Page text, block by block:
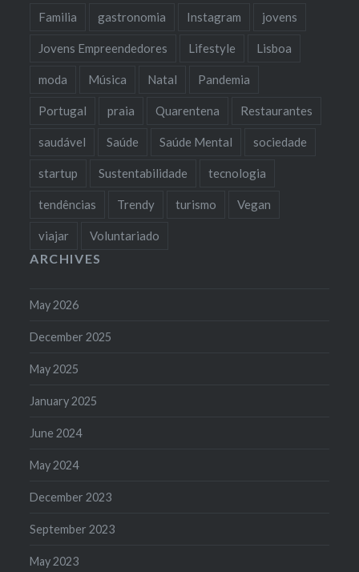
Familia gastronomia Instagram jovens
Jovens Empreendedores Lifestyle Lisboa
moda Música Natal Pandemia
Portugal praia Quarentena Restaurantes
saudável Saúde Saúde Mental sociedade
startup Sustentabilidade tecnologia
tendências Trendy turismo Vegan
viajar Voluntariado
ARCHIVES
May 2026
December 2025
May 2025
January 2025
June 2024
May 2024
December 2023
September 2023
May 2023